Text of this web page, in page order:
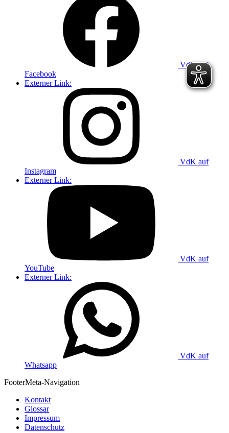
VdK auf
Facebook
Externer Link:
VdK auf
Instagram
Externer Link:
VdK auf
YouTube
Externer Link:
VdK auf
Whatsapp
FooterMeta-Navigation
Kontakt
Glossar
Impressum
Datenschutz